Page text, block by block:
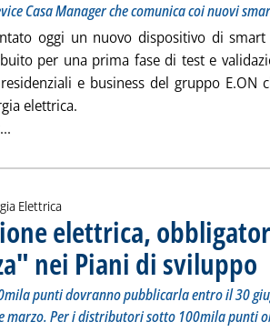
Casa Manager che comunica coi nuovi
oggi un nuovo dispositivo di smart
per una prima fase di test e
e business del gruppo E.ON
elettrica.
Leggi tutta la notizia: 'Smart metering,
Elettrica
elettrica,
nei Piani di sviluppo .
punti dovranno pubblicarla entro il 30
marzo. Per i distributori sotto 100mila punti